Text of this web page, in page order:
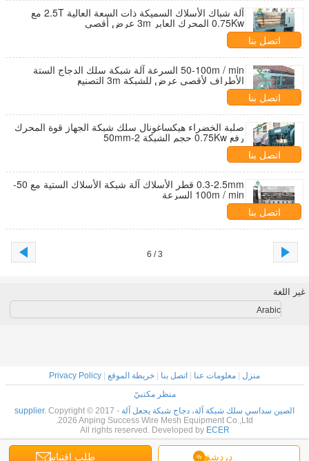
آلة شباك الأسلاك السميكة ذات السعة العالية 2.5T مع
0.75Kw المحرك العابر 3m عرض أقصى
اتصل بنا
50-100m / min السرعة آلة شبكة سلك الدجاج الستة
الأطراف لأقصى عرض للشبكة 3m التصنيع
اتصل بنا
صلبة الخضراء هيكساغونال سلك شبكة الجهاز قوة المحرك
رفع 0.75Kw حجم الشبكة 2-50mm
اتصل بنا
0.3-2.5mm قطر الأسلاك آلة شبكة الأسلاك الستية مع 50-
100m / min السرعة
اتصل بنا
3 / 6
دردشة طلب اقتباس
غير اللغة
Arabic
منزل معلومات عنا اتصل بنا خريطة الموقع
Privacy Policy
منظر مكتبيّ
الصين سداسي سلك شبكة آلة، دجاج شبكة يجعل آلة supplier. Copyright © 2017 -
2026 Anping Success Wire Mesh Equipment Co.,Ltd.
All rights reserved. Developed by ECER